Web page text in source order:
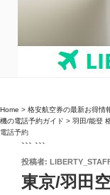
Home > 格安航空券の最新お得情
機の電話予約ガイド > 羽田/能登
電話予約
``` ```
投
稿
日:
投稿者:
東京/羽田